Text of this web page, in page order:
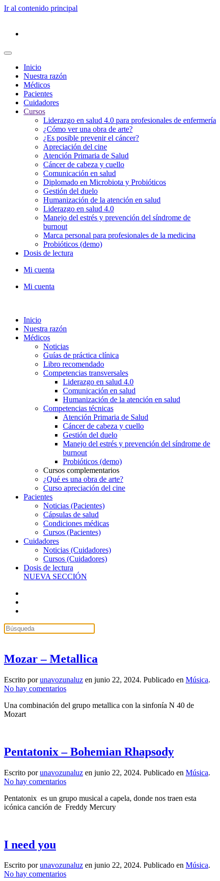
Ir al contenido principal
Inicio
Nuestra razón
Médicos
Pacientes
Cuidadores
Cursos
Liderazgo en salud 4.0 para profesionales de enfermería
¿Cómo ver una obra de arte?
¿Es posible prevenir el cáncer?
Apreciación del cine
Atención Primaria de Salud
Cáncer de cabeza y cuello
Comunicación en salud
Diplomado en Microbiota y Probióticos
Gestión del duelo
Humanización de la atención en salud
Liderazgo en salud 4.0
Manejo del estrés y prevención del síndrome de
burnout
Marca personal para profesionales de la medicina
Probióticos (demo)
Dosis de lectura
Mi cuenta
Mi cuenta
Inicio
Nuestra razón
Médicos
Noticias
Guías de práctica clínica
Libro recomendado
Competencias transversales
Liderazgo en salud 4.0
Comunicación en salud
Humanización de la atención en salud
Competencias técnicas
Atención Primaria de Salud
Cáncer de cabeza y cuello
Gestión del duelo
Manejo del estrés y prevención del síndrome de
burnout
Probióticos (demo)
Cursos complementarios
¿Qué es una obra de arte?
Curso apreciación del cine
Pacientes
Noticias (Pacientes)
Cápsulas de salud
Condiciones médicas
Cursos (Pacientes)
Cuidadores
Noticias (Cuidadores)
Cursos (Cuidadores)
Dosis de lectura
NUEVA SECCIÓN
Mozar – Metallica
Escrito porunavozunaluz en junio 22, 2024. Publicado en Música.
No hay comentariosen
–
Una combinación del grupo metallica con la sinfonía N 40 de
Mozart
Pentatonix – Bohemian Rhapsody
Escrito porunavozunaluz en junio 22, 2024. Publicado en Música.
No hay comentariosen
–
Bohemian
Pentatonix es un grupo musical a capela, donde nos traen esta
icónica canción de Freddy Mercury
I need you
Escrito porunavozunaluz en junio 22, 2024. Publicado en Música.
No hay comentariosen